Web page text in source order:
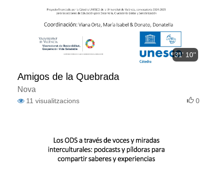
31' 10''
Amigos de la Quebrada
Nova
11 visualitzacions 0